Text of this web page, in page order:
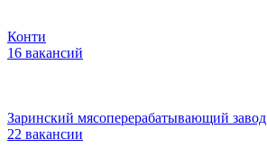
Конти
16 вакансий
Заринский мясоперерабатывающий завод
22 вакансии